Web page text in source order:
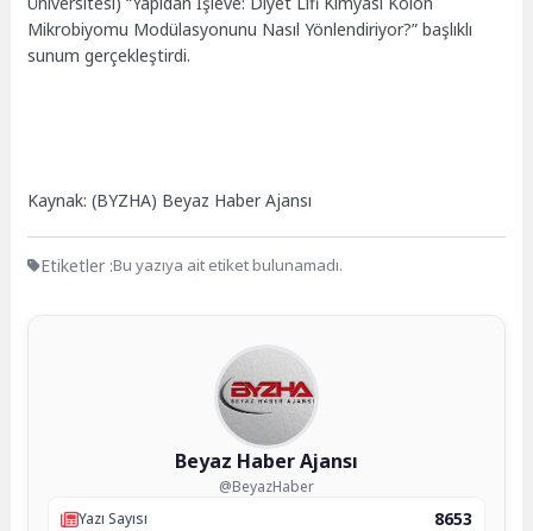
Mikrobiyomu Modülasyonunu Nasıl Yönlendiriyor?” başlıklı
sunum gerçekleştirdi.
Kaynak: (BYZHA) Beyaz Haber Ajansı
Etiketler :Bu yazıya ait etiket bulunamadı.
Beyaz Haber Ajansı
@BeyazHaber
Yazı Sayısı
8653